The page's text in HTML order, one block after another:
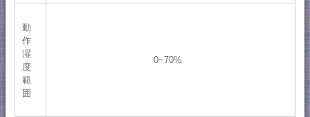
動
作
湿
度
範
囲
0~70%